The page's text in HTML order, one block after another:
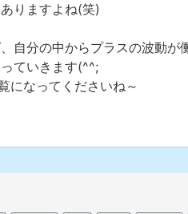
りますよね(笑)
自分の中からプラスの波動が
ていきます(^^;
になってくださいね～